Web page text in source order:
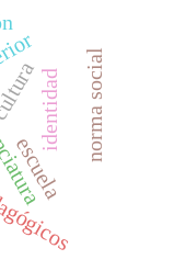
escuela
identidad norma social